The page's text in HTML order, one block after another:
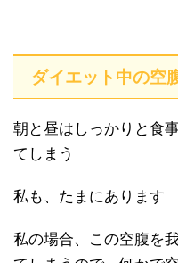
ダイエット中の空
朝と昼はしっかりと食
てしまう
私も、たまにあります
私の場合、この空腹を